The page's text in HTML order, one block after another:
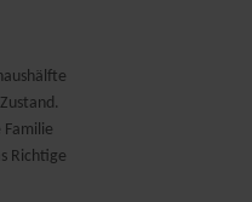
Familie
Richtige